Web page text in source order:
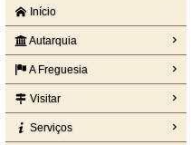
Início
Autarquia
A Freguesia
Visitar
Serviços